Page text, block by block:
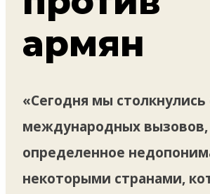
армян
«Сегодня мы
международных вызовов,
определенное
некоторыми странами,